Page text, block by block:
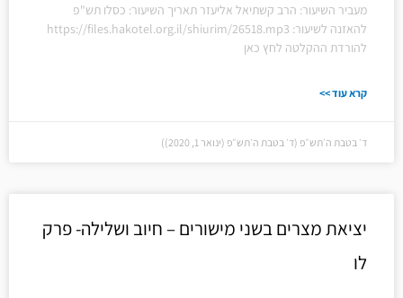
מעביר השיעור: הרב קשתיאל אליעזר תאריך השיעור: כסלו תש"פ
להאזנה לשיעור: https://files.hakotel.org.il/shiurim/26518.mp3
להורדת ההקלטה לחץ כאן
קרא עוד >>
ד׳ בטבת ה׳תש״פ (ד׳ בטבת ה׳תש״פ (ינואר 1, 2020))
יציאת מצרים בשני מישורים – חיוב ושלילה- פרק
לו